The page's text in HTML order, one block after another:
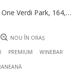
164, Floreasca, București
NOU ÎN ORAȘ
PREMIUM WINEBAR